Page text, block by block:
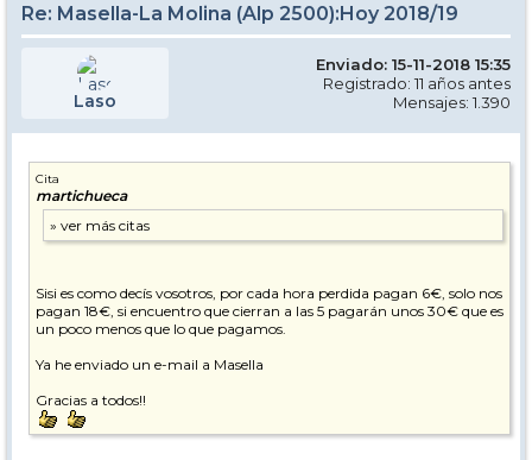
Re: Masella-La Molina (Alp 2500):Hoy 2018/19
Laso
Enviado: 15-11-2018 15:35
Registrado: 11 años antes
Mensajes: 1.390
Cita
martichueca
Sisi es como decís vosotros, por cada hora perdida pagan 6€, solo nos
pagan 18€, si encuentro que cierran a las 5 pagarán unos 30€ que es
un poco menos que lo que pagamos.
Ya he enviado un e-mail a Masella
Gracias a todos!!